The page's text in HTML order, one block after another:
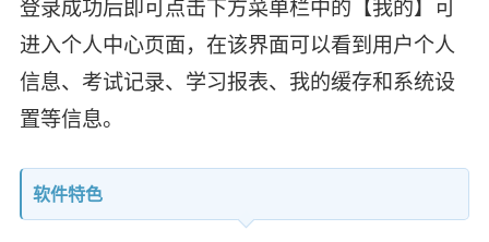
登录成功后即可点击下方菜单栏中的【我的】可
进入个人中心页面，在该界面可以看到用户个人
信息、考试记录、学习报表、我的缓存和系统设
置等信息。
软件特色